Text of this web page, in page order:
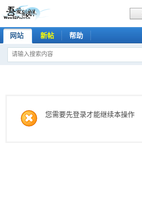
网站 新帖 帮助
您需要先登录才能继续本操作